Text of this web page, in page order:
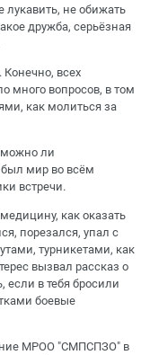
лукавить, не обижать
дружба, серьёзная
Конечно, всех
много вопросов, в том
как молиться за
ли
мир во всём
встречи.
как оказать
порезался, упал с
турникетами, как
вызвал рассказ о
если в тебя бросили
боевые
МРОО "СМПСПЗО" в